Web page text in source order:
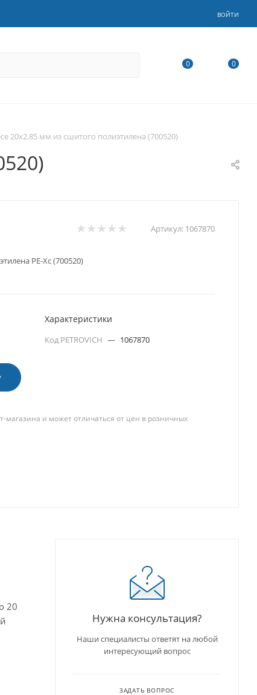
ВОЙТИ
0 0
20х2,85 мм из сшитого полиэтилена (700520)
Артикул: 1067870
PE-Xс (700520)
Характеристики
Код PETROVICH — 1067870
магазина и может отличаться от цен в розничных
20
Нужна консультация?
Наши специалисты ответят на любой
интересующий вопрос
ЗАДАТЬ ВОПРОС